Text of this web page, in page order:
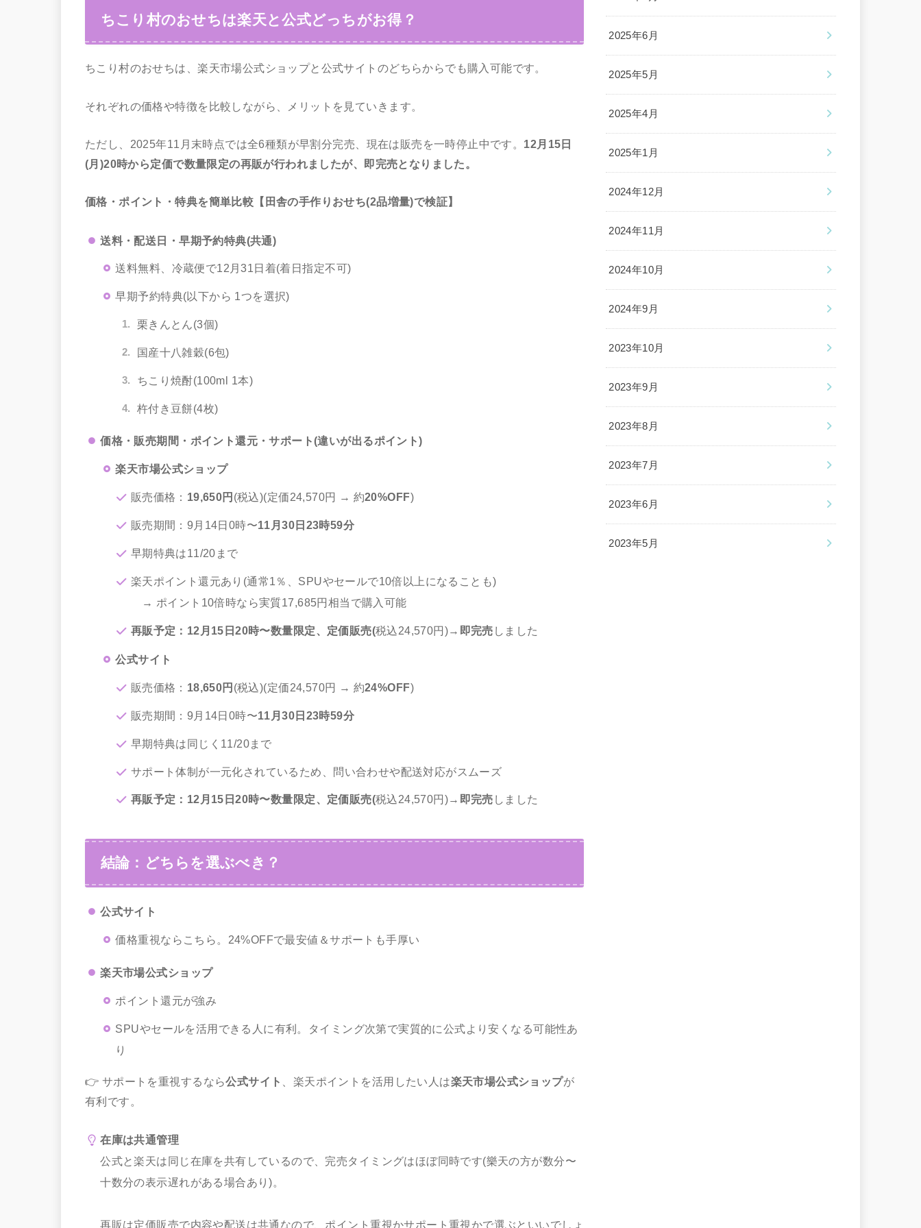
ちこり村のおせちは楽天と公式どっちがお得？
ちこり村のおせちは、楽天市場公式ショップと公式サイトのどちらからでも購入可能です。
それぞれの価格や特徴を比較しながら、メリットを見ていきます。
ただし、2025年11月末時点では全6種類が早割分完売、現在は販売を一時停止中です。 12月15日
(月)20時から定価で数量限定の再販が行われましたが、即完売となりました。
価格・ポイント・特典を簡単比較【田舎の手作りおせち(2品増量)で検証】
送料・配送日・早期予約特典(共通)
送料無料、冷蔵便で12月31日着(着日指定不可)
早期予約特典(以下から 1つを選択)
栗きんとん(3個)
国産十八雑穀(6包)
ちこり焼酎(100ml 1本)
杵付き豆餅(4枚)
価格・販売期間・ポイント還元・サポート(違いが出るポイント)
楽天市場公式ショップ
販売価格： 19,650円 (税込)(定価24,570円 → 約20%OFF)
販売期間：9月14日0時〜11月30日23時59分
早期特典は11/20まで
楽天ポイント還元あり(通常1％、SPUやセールで10倍以上になることも)
→ ポイント10倍時なら実質17,685円相当で購入可能
再販予定：12月15日20時〜数量限定、定価販売(税込24,570円)→ 即完売 しました
公式サイト
販売価格： 18,650円 (税込)(定価24,570円 → 約24%OFF)
販売期間：9月14日0時〜11月30日23時59分
早期特典は同じく11/20まで
サポート体制が一元化されているため、問い合わせや配送対応がスムーズ
再販予定：12月15日20時〜数量限定、定価販売(税込24,570円)→ 即完売 しました
結論：どちらを選ぶべき？
公式サイト
価格重視ならこちら。24%OFFで最安値＆サポートも手厚い
楽天市場公式ショップ
ポイント還元が強み
SPUやセールを活用できる人に有利。タイミング次第で実質的に公式より安くなる可能性あ
り
👉 サポートを重視するなら公式サイト 、楽天ポイントを活用したい人は楽天市場公式ショップが
有利です。
在庫は共通管理
公式と楽天は同じ在庫を共有しているので、完売タイミングはほぼ同時です(樂天の方が数分〜
十数分の表示遅れがある場合あり)。
再販は定価販売で内容や配送は共通なので、ポイント重視かサポート重視かで選ぶといいでしょ
2025年6月
2025年5月
2025年4月
2025年1月
2024年12月
2024年11月
2024年10月
2024年9月
2023年10月
2023年9月
2023年8月
2023年7月
2023年6月
2023年5月